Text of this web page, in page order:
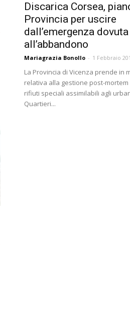
Discarica Corsea,
Provincia per uscire
dall’emergenza dovuta
all’abbandono
Mariagrazia Bonollo - 1 Febbraio
La Provincia di Vicenza prende in
relativa alla gestione post-
rifiuti speciali assimilabili agli
Quartieri...